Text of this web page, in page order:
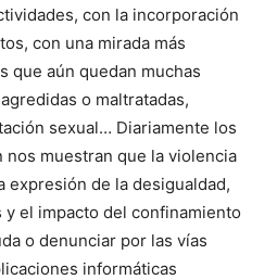
con la incorporación
con una mirada más
que aún quedan muchas
o maltratadas,
sexual… Diariamente los
nos muestran que la violencia
expresión de la desigualdad,
el impacto del confinamiento
o denunciar por las vías
informáticas